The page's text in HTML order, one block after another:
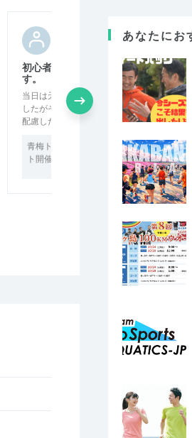
初心者にも丁寧に対応してくれま
す。
当日は天候がよくなく、参加者が少人数で
したがその分トレラン初心者の私にも十分
配慮したペースでの練習を行なっていた…
青梅トレイル初・中級者向け定例イベン
ト開催中！
2026/6/28
あなたにお